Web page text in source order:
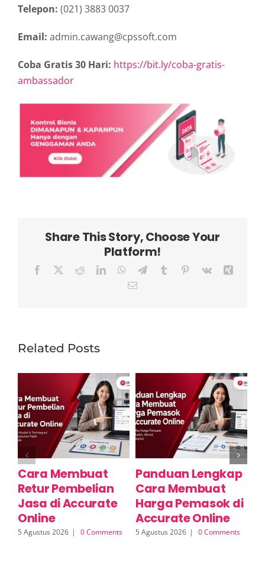
Telepon: (021) 3883 0037
Email: admin.cawang@cpssoft.com
Coba Gratis 30 Hari: https://bit.ly/coba-gratis-
ambassador
Share This Story, Choose Your
Platform!
Facebook RedditLinkedInWhatsApp
TelegramTumblr Pinterest
Vk
Email
Related Posts
Cara Membuat
Retur Pembelian
Jasa di Accurate
Online
5 Agustus 2026 | 0 Comments
Panduan Lengkap
Cara Membuat
Harga Pemasok di
Accurate Online
5 Agustus 2026 | 0 Comments